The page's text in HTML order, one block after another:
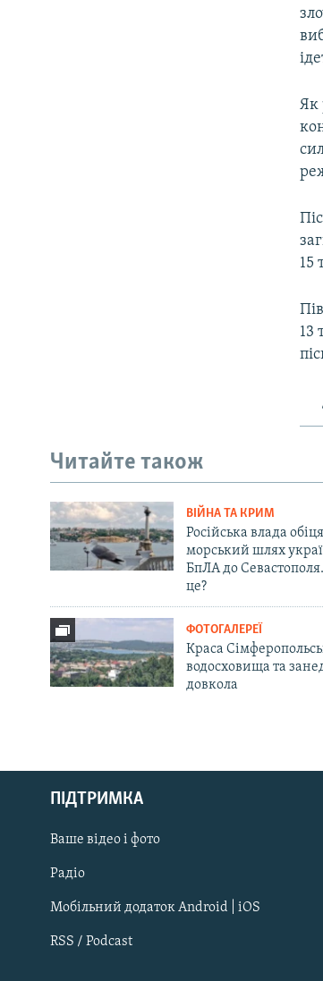
Русский
Qırımtatar
ДОЛУЧАЙСЯ!
Як
15
13
Читайте також
ВІЙНА ТА КРИМ
Російська влада
морський шлях
БпЛА до
це?
ФОТОГАЛЕРЕЇ
Краса
водосховища та
довкола
ПІДТРИМКА
Ваше відео і фото
Радіо
Мобільний додаток Android | iOS
RSS / Podcast